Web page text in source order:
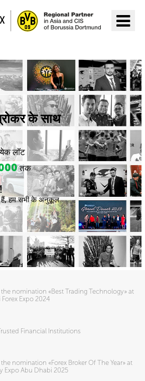
के साथ
लॉट
तक
हैं, हम सभी के अनुकूल
nomination «Best Trading Technology» at
Expo 2024
Financial Institutions
nomination «Forex Broker Of The Year» at
Expo Abu Dhabi 2025